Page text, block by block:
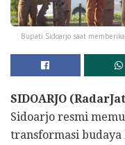
Bupati Sidoarjo saat
SIDOARJO
Sidoarjo resmi
transformasi